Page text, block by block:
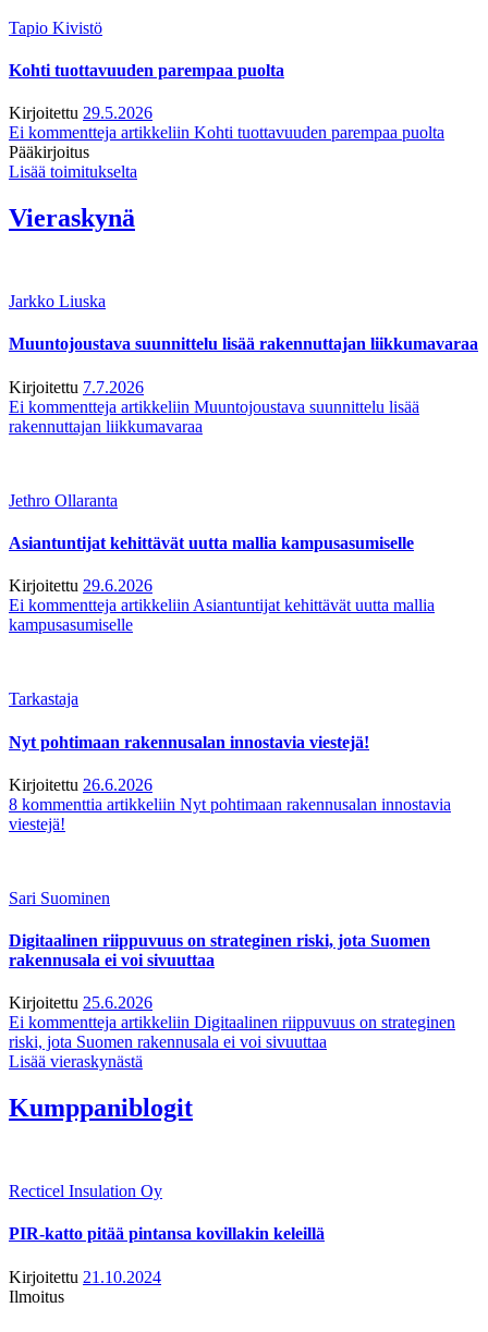
Tapio Kivistö
Kohti tuottavuuden parempaa puolta
Kirjoitettu 29.5.2026
Ei kommentteja artikkeliin Kohti tuottavuuden parempaa puolta
Pääkirjoitus
Lisää toimitukselta
Vieraskynä
Jarkko Liuska
Muuntojoustava suunnittelu lisää rakennuttajan liikkumavaraa
Kirjoitettu 7.7.2026
Ei kommentteja artikkeliin Muuntojoustava suunnittelu lisää
rakennuttajan liikkumavaraa
Jethro Ollaranta
Asiantuntijat kehittävät uutta mallia kampusasumiselle
Kirjoitettu 29.6.2026
Ei kommentteja artikkeliin Asiantuntijat kehittävät uutta mallia
kampusasumiselle
Tarkastaja
Nyt pohtimaan rakennusalan innostavia viestejä!
Kirjoitettu 26.6.2026
8 kommenttia artikkeliin Nyt pohtimaan rakennusalan innostavia
viestejä!
Sari Suominen
Digitaalinen riippuvuus on strateginen riski, jota Suomen
rakennusala ei voi sivuuttaa
Kirjoitettu 25.6.2026
Ei kommentteja artikkeliin Digitaalinen riippuvuus on strateginen
riski, jota Suomen rakennusala ei voi sivuuttaa
Lisää vieraskynästä
Kumppaniblogit
Recticel Insulation Oy
PIR-katto pitää pintansa kovillakin keleillä
Kirjoitettu 21.10.2024
Ilmoitus